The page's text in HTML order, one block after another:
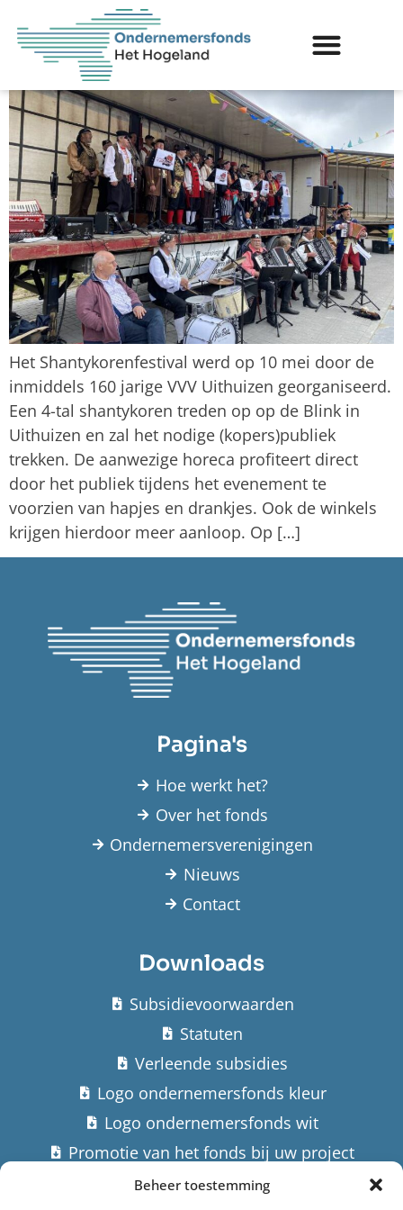
Beheer toestemming
(kopers)publiektrekker
Het Shantykorenfestival werd op 10 mei door de
inmiddels 160 jarige VVV Uithuizen georganiseerd.
Een 4-tal shantykoren treden op op de Blink in
Uithuizen en zal het nodige (kopers)publiek
trekken. De aanwezige horeca profiteert direct
door het publiek tijdens het evenement te
voorzien van hapjes en drankjes. Ook de winkels
krijgen hierdoor meer aanloop. Op […]
Pagina's
Hoe werkt het?
Over het fonds
Ondernemersverenigingen
Nieuws
Contact
Downloads
Subsidievoorwaarden
Statuten
Verleende subsidies
Logo ondernemersfonds kleur
Logo ondernemersfonds wit
Promotie van het fonds bij uw project